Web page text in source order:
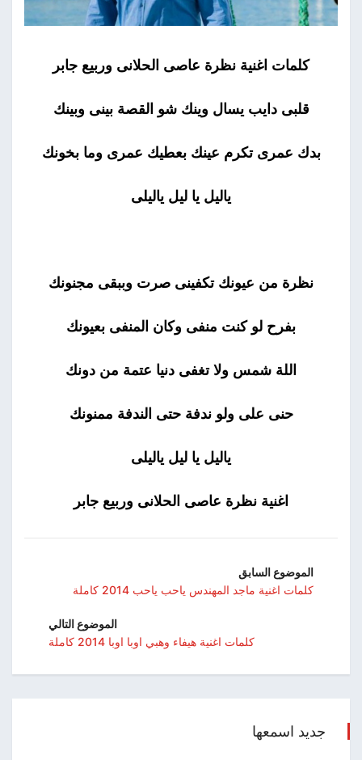
كلمات اغنية نظرة عاصى الحلانى وربيع جابر
قلبى دايب يسال وينك شو القصة بينى وبينك
بدك عمرى تكرم عينك بعطيك عمرى وما بخونك
ياليل يا ليل ياليلى
نظرة من عيونك تكفينى صرت وببقى مجنونك
بفرح لو كنت منفى وكان المنفى بعيونك
اللة شمس ولا تغفى دنيا عتمة من دونك
حنى على ولو ندفة حتى الندفة ممنونك
ياليل يا ليل ياليلى
اغنية نظرة عاصى الحلانى وربيع جابر
الموضوع السابق
كلمات اغنية ماجد المهندس ياحب ياحب 2014 كاملة
الموضوع التالي
كلمات اغنية هيفاء وهبي اوبا اوبا 2014 كاملة
جديد اسمعها